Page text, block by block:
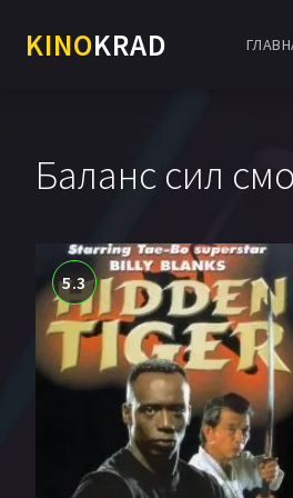
KINOKRAD
Баланс сил
5.3